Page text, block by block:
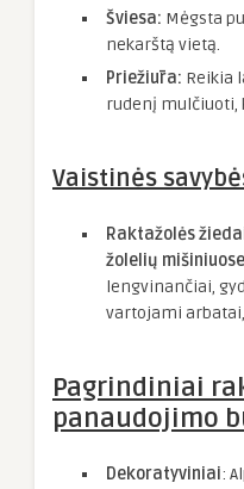
Šviesa: Mėgsta
nekarštą vietą.
Priežiūra: Reikia
rudenį mulčiuoti,
Vaistinės
Raktažolės
žolelių mišiniuose
lengvinančiai,
vartojami
Pagrindiniai
panaudojimo
Dekoratyviniai: